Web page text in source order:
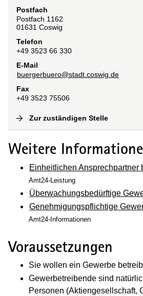
Postfach
Postfach 1162
01631 Coswig
Telefon
+49 3523 66 330
E-Mail
buergerbuero@stadt.coswig.de
Fax
+49 3523 75506
Zur zuständigen Stelle
Weitere
Einheitlichen Ansprechpartner
Amt24-Leistung
Überwachungsbedürftige
Genehmigungspflichtige
Amt24-Informationen
Voraussetzungen
Sie wollen ein Gewerbe
Gewerbetreibende sind
Personen (Aktiengesellschaft,